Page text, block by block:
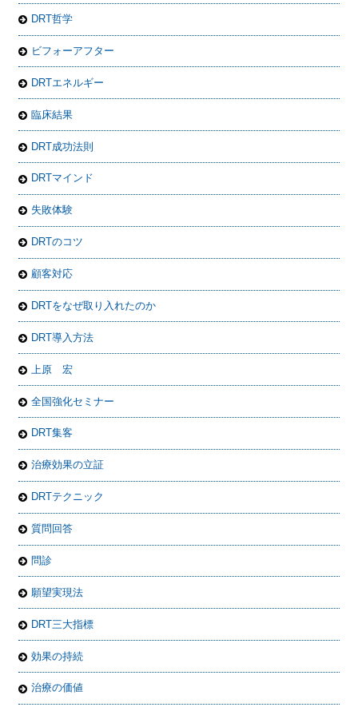
DRT哲学
ビフォーアフター
DRTエネルギー
臨床結果
DRT成功法則
DRTマインド
失敗体験
DRTのコツ
顧客対応
DRTをなぜ取り入れたのか
DRT導入方法
上原 宏
全国強化セミナー
DRT集客
治療効果の立証
DRTテクニック
質問回答
問診
願望実現法
DRT三大指標
効果の持続
治療の価値